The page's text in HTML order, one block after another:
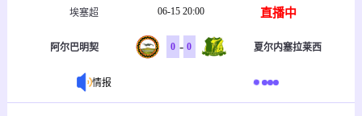
埃塞超 06-15 20:00 直播中
阿尔巴明契 0 - 0 夏尔内塞拉莱西
情报